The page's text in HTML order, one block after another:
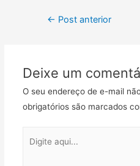
← Post anterior
Deixe um
O seu endereço de e-mail
obrigatórios são marcados